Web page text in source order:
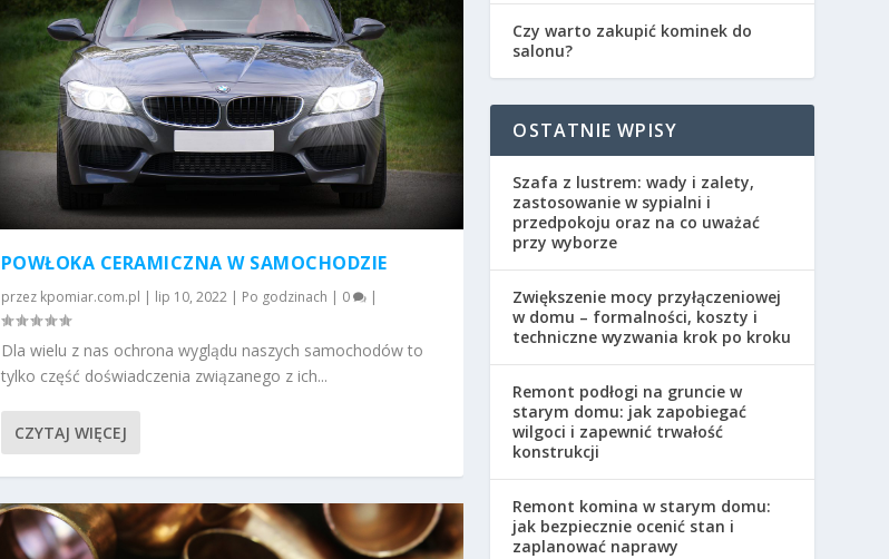
POWŁOKA CERAMICZNA W SAMOCHODZIE
przez kpomiar.com.pl | lip 10, 2022| Po godzinach | 0 |
Dla wielu z nas ochrona wyglądu naszych samochodów to
tylko część doświadczenia związanego z ich...
CZYTAJ WIĘCEJ
Czy warto zakupić kominek do
salonu?
OSTATNIE WPISY
Szafa z lustrem: wady i zalety,
zastosowanie w sypialni i
przedpokoju oraz na co uważać
przy wyborze
Zwiększenie mocy przyłączeniowej
w domu – formalności, koszty i
techniczne wyzwania krok po kroku
Remont podłogi na gruncie w
starym domu: jak zapobiegać
wilgoci i zapewnić trwałość
konstrukcji
Remont komina w starym domu:
jak bezpiecznie ocenić stan i
zaplanować naprawy